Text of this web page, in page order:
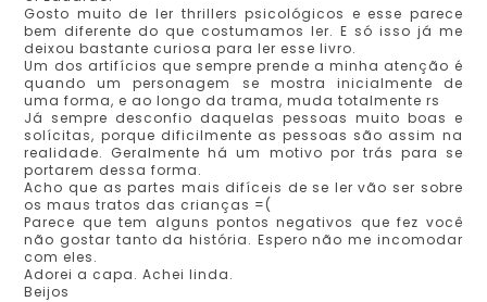
Gosto muito de ler thrillers psicológicos e esse parece
bem diferente do que costumamos ler. E só isso já me
deixou bastante curiosa para ler esse livro.
Um dos artifícios que sempre prende a minha atenção é
quando um personagem se mostra inicialmente de
uma forma, e ao longo da trama, muda totalmente rs
Já sempre desconfio daquelas pessoas muito boas e
solícitas, porque dificilmente as pessoas são assim na
realidade. Geralmente há um motivo por trás para se
portarem dessa forma.
Acho que as partes mais difíceis de se ler vão ser sobre
os maus tratos das crianças =(
Parece que tem alguns pontos negativos que fez você
não gostar tanto da história. Espero não me incomodar
com eles.
Adorei a capa. Achei linda.
Beijos